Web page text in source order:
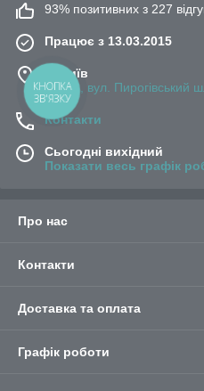
93% позитивних з 227
Працює з 13.03.2015
м. Київ
03083, вул. Пирогівський
Контакти
Сьогодні вихідний
Показати весь графік
Про нас
Контакти
Доставка та оплата
Графік роботи
КНОПКА
ЗВ'ЯЗКУ